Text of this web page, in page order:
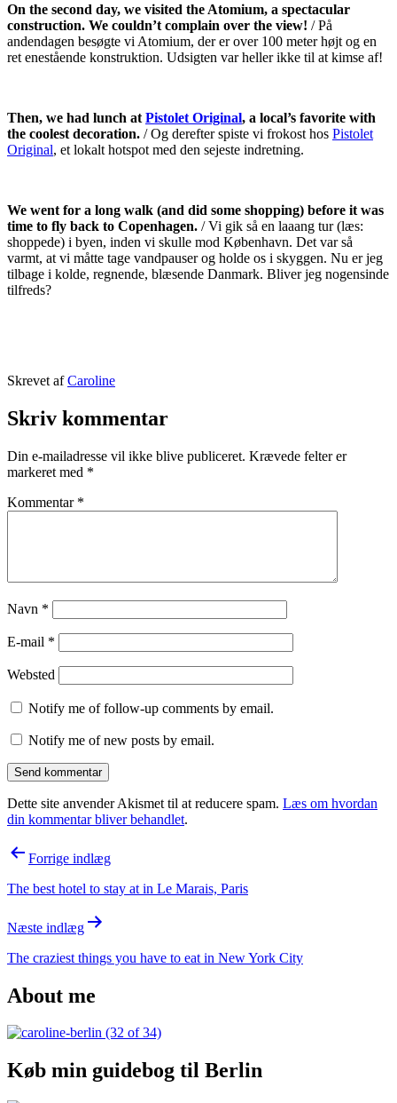
On the second day, we visited the Atomium, a spectacular
construction. We couldn’t complain over the view! / På
andendagen besøgte vi Atomium, der er over 100 meter højt og en
ret enestående konstruktion. Udsigten var heller ikke til at kimse af!
Then, we had lunch at Pistolet Original, a local’s favorite with
the coolest decoration. / Og derefter spiste vi frokost hos Pistolet
Original, et lokalt hotspot med den sejeste indretning.
We went for a long walk (and did some shopping) before it was
time to fly back to Copenhagen. / Vi gik så en laaang tur (læs:
shoppede) i byen, inden vi skulle mod København. Det var så
varmt, at vi måtte tage vandpauser og holde os i skyggen. Nu er jeg
tilbage i kolde, regnende, blæsende Danmark. Bliver jeg nogensinde
tilfreds?
Udgivet
maj
2017
Skrevet afCaroline
som
Belgium
STORIES
Skriv kommentar
Din e-mailadresse vil ikke blive publiceret. Krævede felter er
markeret med *
Kommentar *
Navn *
E-mail *
Websted
Notify me of follow-up comments by email.
Notify me of new posts by email.
Dette site anvender Akismet til at reducere spam. Læs om hvordan
din kommentar bliver behandlet.
Indlægsnavigation
Forrige indlæg
The best hotel to stay at in Le Marais, Paris
Næste indlæg
The craziest things you have to eat in New York City
About me
Køb min guidebog til Berlin